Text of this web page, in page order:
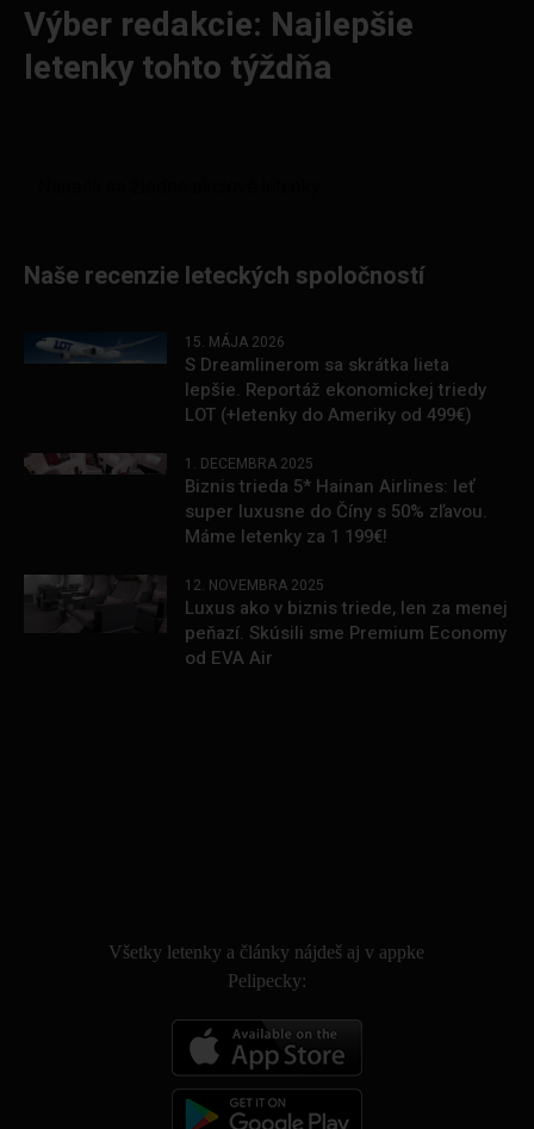
Výber redakcie: Najlepšie
letenky tohto týždňa
Naše recenzie leteckých spoločností
15. MÁJA 2026
S Dreamlinerom sa skrátka lieta
lepšie. Reportáž ekonomickej triedy
LOT (+letenky do Ameriky od 499€)
1. DECEMBRA 2025
Biznis trieda 5* Hainan Airlines: leť
super luxusne do Číny s 50% zľavou.
Máme letenky za 1 199€!
12. NOVEMBRA 2025
Luxus ako v biznis triede, len za menej
peňazí. Skúsili sme Premium Economy
od EVA Air
Všetky letenky a články nájdeš aj v appke
Pelipecky: